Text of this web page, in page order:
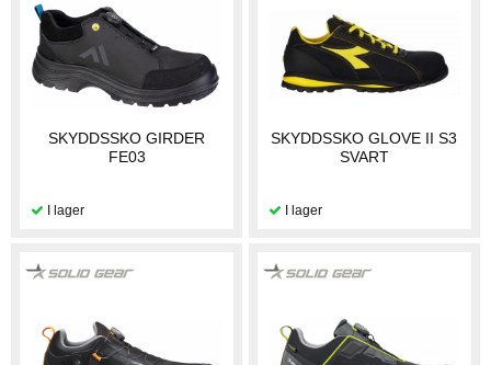
SKYDDSSKO GIRDER
FE03
SKYDDSSKO GLOVE II S3
SVART